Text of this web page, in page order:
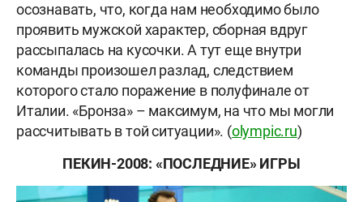
осознавать, что, когда нам необходимо было
проявить мужской характер, сборная вдруг
рассыпалась на кусочки. А тут еще внутри
команды произошел разлад, следствием
которого стало поражение в полуфинале от
Италии. «Бронза» – максимум, на что мы могли
рассчитывать в той ситуации». (olympic.ru)
ПЕКИН-2008: «ПОСЛЕДНИЕ» ИГРЫ